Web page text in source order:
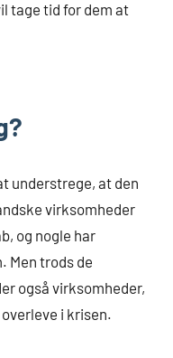
tage tid for dem at
understrege, at den
virksomheder
og nogle har
Men trods de
også virksomheder,
i krisen.